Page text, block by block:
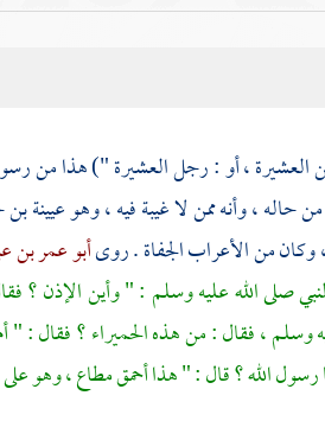
، أو : رجل العشيرة ") هذا من
حاله ، وأنه ممن لا غيبة فيه ، وهوعيينة
وكان من الأعراب الجفاة . روىأبو عمر بن
صلى الله عليه وسلم : " وأين الإذن ؟
وسلم ، فقال : من هذه الحميراء ؟ فقال : "
الله ؟ قال : " هذا أحمق مطاع ، وهو